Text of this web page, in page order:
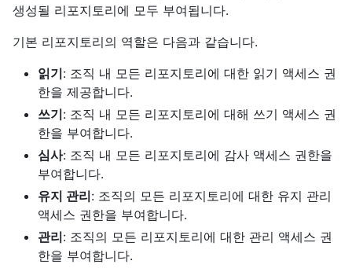
생성될 리포지토리에 모두 부여됩니다.
기본 리포지토리의 역할은 다음과 같습니다.
읽기: 조직 내 모든 리포지토리에 대한 읽기 액세스 권
한을 제공합니다.
쓰기: 조직 내 모든 리포지토리에 대해 쓰기 액세스 권
한을 부여합니다.
심사: 조직 내 모든 리포지토리에 감사 액세스 권한을
부여합니다.
유지 관리: 조직의 모든 리포지토리에 대한 유지 관리
액세스 권한을 부여합니다.
관리: 조직의 모든 리포지토리에 대한 관리 액세스 권
한을 부여합니다.